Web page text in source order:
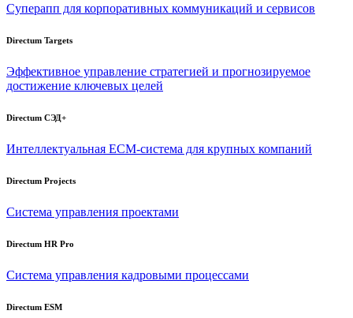
Суперапп для корпоративных коммуникаций и сервисов
Directum Targets
Эффективное управление стратегией и прогнозируемое
достижение ключевых целей
Directum СЭД+
Интеллектуальная ECM-система для крупных компаний
Directum Projects
Система управления проектами
Directum HR Pro
Система управления кадровыми процессами
Directum ESM